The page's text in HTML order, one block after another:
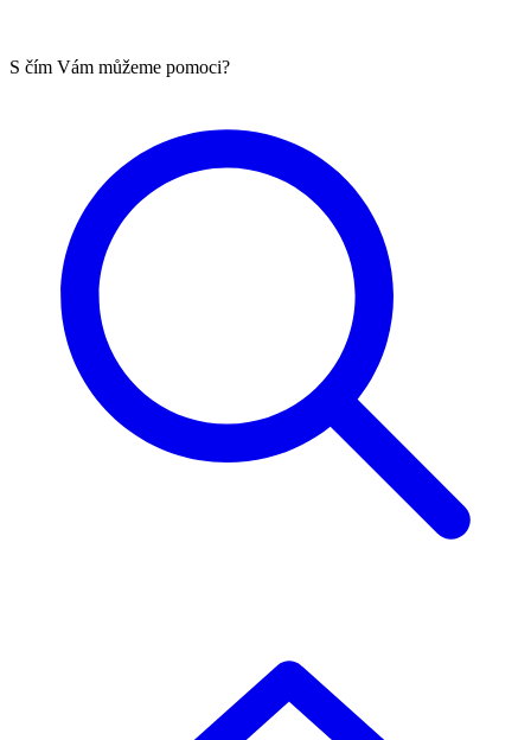
S čím Vám můžeme pomoci?